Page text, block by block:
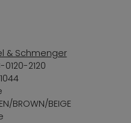
& Schmenger
0120-2120
BROWN/BEIGE